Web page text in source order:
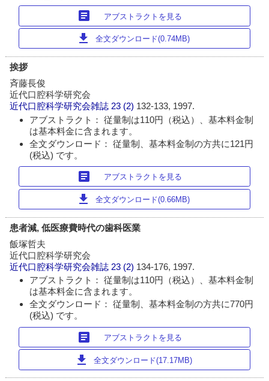
article アブストラクトを見る
download 全文ダウンロード(0.74MB)
挨拶
斉藤長俊
近代口腔科学研究会
近代口腔科学研究会雑誌 23 (2) 132-133, 1997.
アブストラクト： 従量制は110円（税込）、基本料金制
は基本料金に含まれます。
全文ダウンロード： 従量制、基本料金制の方共に121円
(税込) です。
article アブストラクトを見る
download 全文ダウンロード(0.66MB)
患者減, 低医療費時代の歯科医業
飯塚哲夫
近代口腔科学研究会
近代口腔科学研究会雑誌 23 (2) 134-176, 1997.
アブストラクト： 従量制は110円（税込）、基本料金制
は基本料金に含まれます。
全文ダウンロード： 従量制、基本料金制の方共に770円
(税込) です。
article アブストラクトを見る
download 全文ダウンロード(17.17MB)